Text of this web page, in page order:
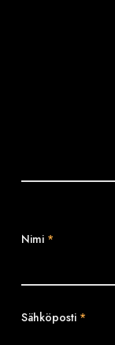
Nimi *
Sähköposti *